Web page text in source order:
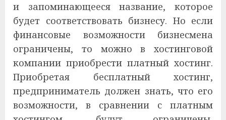
и запоминающееся название, которое
будет соответствовать бизнесу. Но если
финансовые возможности бизнесмена
ограничены, то можно в хостинговой
компании приобрести платный хостинг.
Приобретая бесплатный хостинг,
предприниматель должен знать, что его
возможности, в сравнении с платным